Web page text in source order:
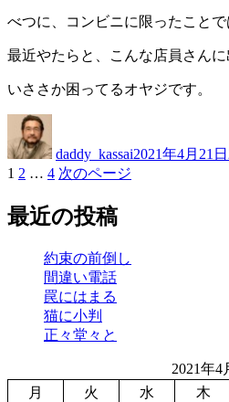
べつに、コンビニに限ったことで
最近やたらと、こんな店員さん
いささか困ってるオヤジです。
者
daddy_kassai日:
2021年4月21日
投
稿
り
固
ペ
ー
1 固
ペ
ー
2 … 固
ペ
ー
ジ
4 次のページ
最近の投稿
約束の前倒し
間違い電話
罠にはまる
猫に小判
正々堂々と
2021年4
月
火 水 木